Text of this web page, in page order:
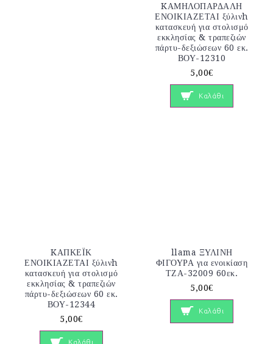
KΑΜΗΛΟΠΑΡΔΑΛΗ
ΕΝΟΙΚΙΑΖΕΤΑΙ ξύλινh
κατασκευή για στολισμό
εκκλησίας & τραπεζιών
πάρτυ-δεξιώσεων 60 εκ.
ΒΟΥ-12310
5,00€
Καλάθι
KΑΠΚΕΪΚ
ΕΝΟΙΚΙΑΖΕΤΑΙ ξύλινh
κατασκευή για στολισμό
εκκλησίας & τραπεζιών
πάρτυ-δεξιώσεων 60 εκ.
ΒΟΥ-12344
5,00€
Καλάθι
llama ΞΥΛΙΝΗ
ΦΙΓΟΥΡΑ για ενοικίαση
ΤΖΑ-32009 60εκ.
5,00€
Καλάθι